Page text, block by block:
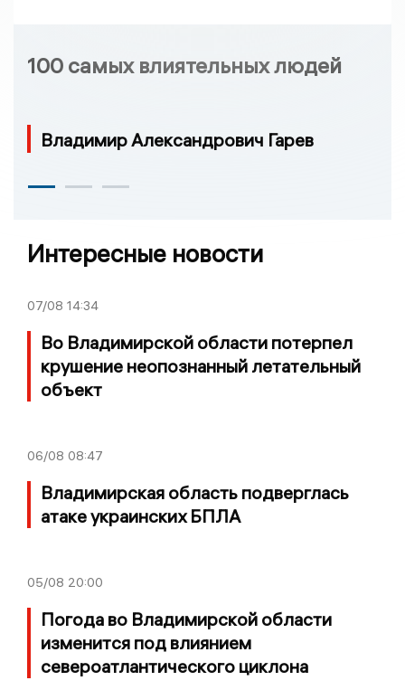
100 самых влиятельных людей
Владимир Александрович Гарев
Интересные новости
07/08 14:34
Во Владимирской области потерпел
крушение неопознанный летательный
объект
06/08 08:47
Владимирская область подверглась
атаке украинских БПЛА
05/08 20:00
Погода во Владимирской области
изменится под влиянием
североатлантического циклона